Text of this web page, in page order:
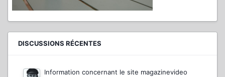
DISCUSSIONS RÉCENTES
Information concernant le site magazinevideo